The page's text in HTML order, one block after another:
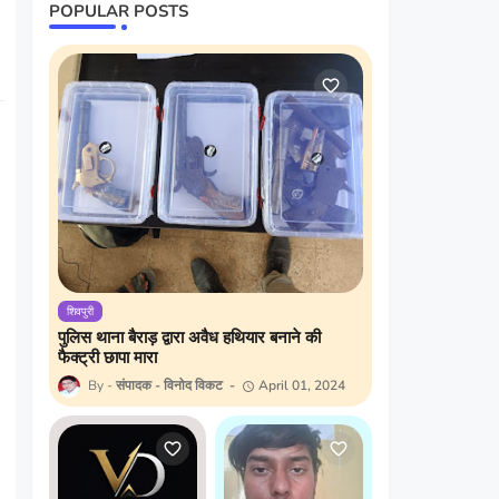
POPULAR POSTS
शिवपुरी
पुलिस थाना बैराड़ द्वारा अवैध हथियार बनाने की
फैक्ट्री छापा मारा
संपादक - विनोद विकट April 01, 2024